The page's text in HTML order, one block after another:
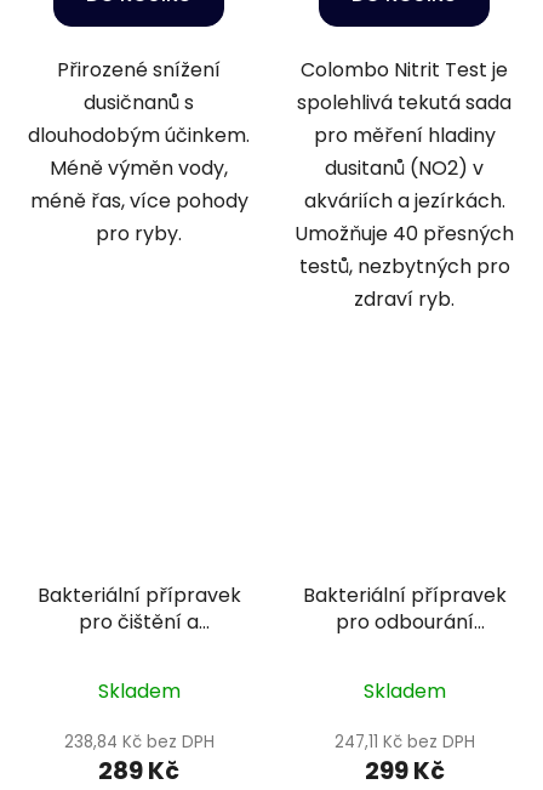
Přirozené snížení
dusičnanů s
dlouhodobým účinkem.
Méně výměn vody,
méně řas, více pohody
pro ryby.
Colombo Nitrit Test je
spolehlivá tekutá sada
pro měření hladiny
dusitanů (NO2) v
akváriích a jezírkách.
Umožňuje 40 přesných
testů, nezbytných pro
zdraví ryb.
Bakteriální přípravek
pro čištění a
nitrivec 100 ml
Skladem
238,84 Kč bez DPH
289 Kč
Bakteriální přípravek
pro odbourání
WaterBalance Boost
Bacteria 250 ml
Skladem
247,11 Kč bez DPH
299 Kč